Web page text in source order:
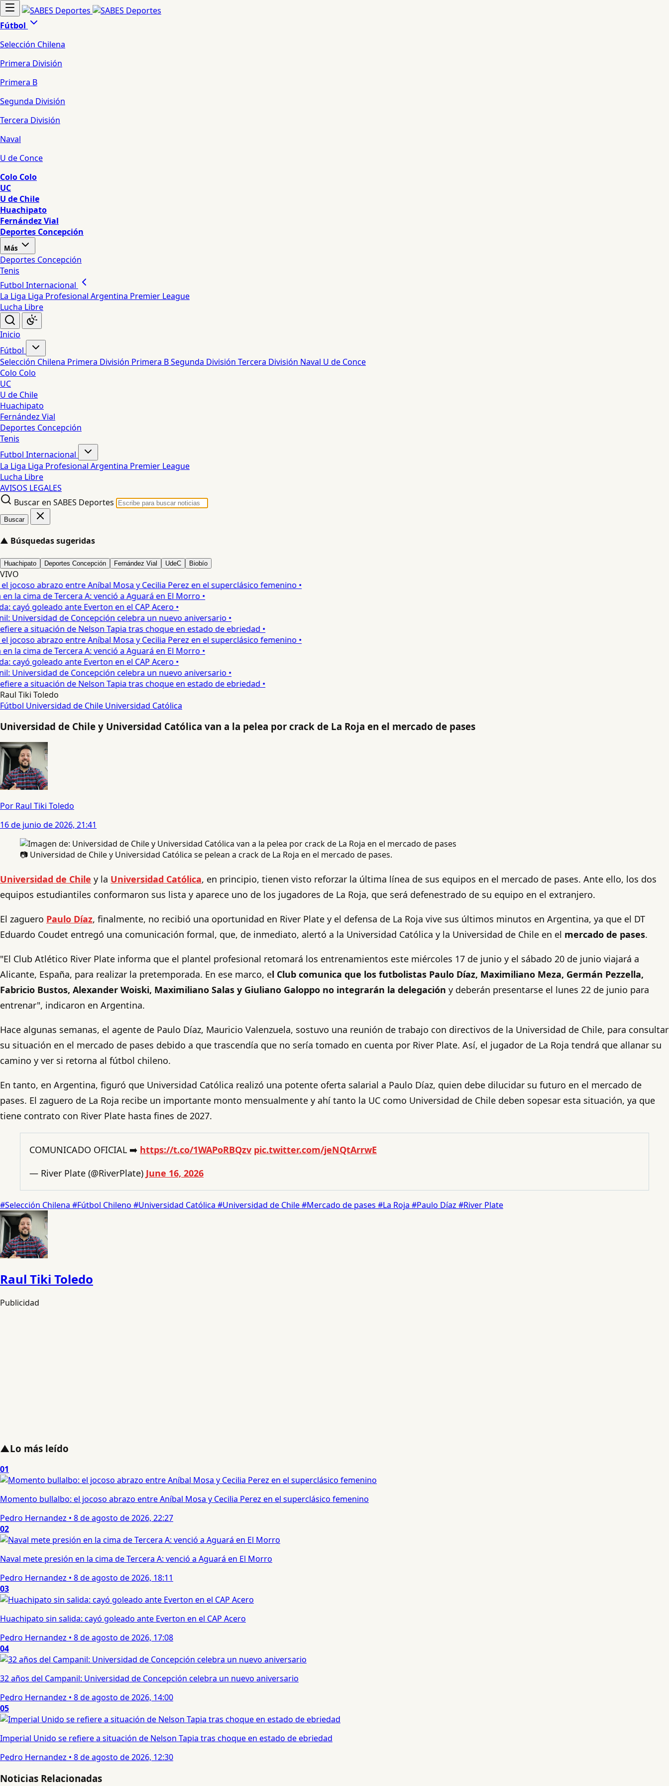
Fútbol
Selección Chilena
Primera División
Primera B
Segunda División
Tercera División
Naval
U de Conce
Colo Colo
UC
U de Chile
Huachipato
Fernández Vial
Deportes Concepción
Más
Deportes Concepción
Tenis
Futbol Internacional
La Liga Liga Profesional Argentina Premier League
Lucha Libre
Inicio
Fútbol
Selección Chilena Primera División Primera BSegunda División Tercera División Naval U de Conce
Colo Colo
UC
U de Chile
Huachipato
Fernández Vial
Deportes Concepción
Tenis
Futbol Internacional
La Liga Liga Profesional Argentina Premier League
Lucha Libre
AVISOS LEGALES
Buscar en SABES Deportes
Buscar
▲ Búsquedas sugeridas
Huachipato Deportes Concepción Fernández Vial UdeC Biobío
VIVO
abrazo entre Aníbal Mosa y Cecilia Perez en el superclásico femenino •
la cima de Tercera A: venció a Aguará en El Morro •
goleado ante Everton en el CAP Acero •
Universidad de Concepción celebra un nuevo aniversario •
a situación de Nelson Tapia tras choque en estado de ebriedad •
abrazo entre Aníbal Mosa y Cecilia Perez en el superclásico femenino •
la cima de Tercera A: venció a Aguará en El Morro •
goleado ante Everton en el CAP Acero •
Universidad de Concepción celebra un nuevo aniversario •
a situación de Nelson Tapia tras choque en estado de ebriedad •
Raul Tiki Toledo
Fútbol Universidad de Chile Universidad Católica
Universidad de Chile y Universidad Católica van a la pelea por crack de La Roja en el mercado de pases
Por Raul Tiki Toledo
16 de junio de 2026, 21:41
📷 Universidad de Chile y Universidad Católica se pelean a crack de La Roja en el mercado de pases.
Universidad de Chile y la Universidad Católica, en principio, tienen visto reforzar la última línea de sus equipos en el mercado de pases. Ante ello, los dos
equipos estudiantiles conformaron sus lista y aparece uno de los jugadores de La Roja, que será defenestrado de su equipo en el extranjero.
El zaguero Paulo Díaz, finalmente, no recibió una oportunidad en River Plate y el defensa de La Roja vive sus últimos minutos en Argentina, ya que el DT
Eduardo Coudet entregó una comunicación formal, que, de inmediato, alertó a la Universidad Católica y la Universidad de Chile en el mercado de pases.
"El Club Atlético River Plate informa que el plantel profesional retomará los entrenamientos este miércoles 17 de junio y el sábado 20 de junio viajará a
Alicante, España, para realizar la pretemporada. En ese marco, el Club comunica que los futbolistas Paulo Díaz, Maximiliano Meza, Germán Pezzella,
Fabricio Bustos, Alexander Woiski, Maximiliano Salas y Giuliano Galoppo no integrarán la delegación y deberán presentarse el lunes 22 de junio para
entrenar", indicaron en Argentina.
Hace algunas semanas, el agente de Paulo Díaz, Mauricio Valenzuela, sostuvo una reunión de trabajo con directivos de la Universidad de Chile, para consultar
su situación en el mercado de pases debido a que trascendía que no sería tomado en cuenta por River Plate. Así, el jugador de La Roja tendrá que allanar su
camino y ver si retorna al fútbol chileno.
En tanto, en Argentina, figuró que Universidad Católica realizó una potente oferta salarial a Paulo Díaz, quien debe dilucidar su futuro en el mercado de
pases. El zaguero de La Roja recibe un importante monto mensualmente y ahí tanto la UC como Universidad de Chile deben sopesar esta situación, ya que
tiene contrato con River Plate hasta fines de 2027.
COMUNICADO OFICIAL ➡️ https://t.co/1WAPoRBQzv pic.twitter.com/jeNQtArrwE
— River Plate (@RiverPlate) June 16, 2026
#Selección Chilena #Fútbol Chileno #Universidad Católica #Universidad de Chile#Mercado de pases #La Roja #Paulo Díaz #River Plate
Raul Tiki Toledo
Publicidad
▲Lo más leído
01
Momento bullalbo: el jocoso abrazo entre Aníbal Mosa y Cecilia Perez en el superclásico femenino
Pedro Hernandez • 8 de agosto de 2026, 22:27
02
Naval mete presión en la cima de Tercera A: venció a Aguará en El Morro
Pedro Hernandez • 8 de agosto de 2026, 18:11
03
Huachipato sin salida: cayó goleado ante Everton en el CAP Acero
Pedro Hernandez • 8 de agosto de 2026, 17:08
04
32 años del Campanil: Universidad de Concepción celebra un nuevo aniversario
Pedro Hernandez • 8 de agosto de 2026, 14:00
05
Imperial Unido se refiere a situación de Nelson Tapia tras choque en estado de ebriedad
Pedro Hernandez • 8 de agosto de 2026, 12:30
Noticias Relacionadas